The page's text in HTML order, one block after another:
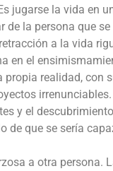
jugarse la vida en
de la persona que se
a la vida
en el
propia realidad, con
y el
de que se sería
a otra persona.